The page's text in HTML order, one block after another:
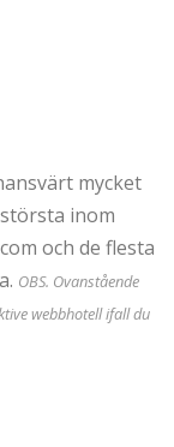
mycket
inom
och de flesta
OBS. Ovanstående
webbhotell ifall du